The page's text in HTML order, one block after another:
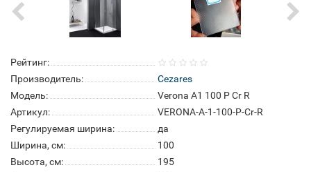
Рейтинг:
Производитель:
Cezares
Модель:
Verona A1 100 P Cr R
Артикул:
VERONA-A-1-100-P-Cr-R
Регулируемая ширина:
да
Ширина, см:
100
Высота, см:
195